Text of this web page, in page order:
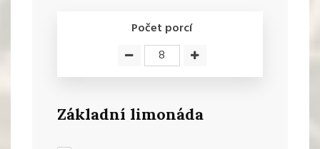
Počet porcí
Základní limonáda